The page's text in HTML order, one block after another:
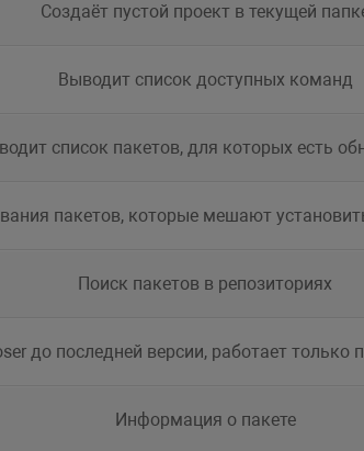
Создаёт пустой проект в текущей
Выводит список доступных команд
список пакетов, для которых есть
пакетов, которые мешают
Поиск пакетов в репозиториях
до последней версии, работает только
Информация о пакете